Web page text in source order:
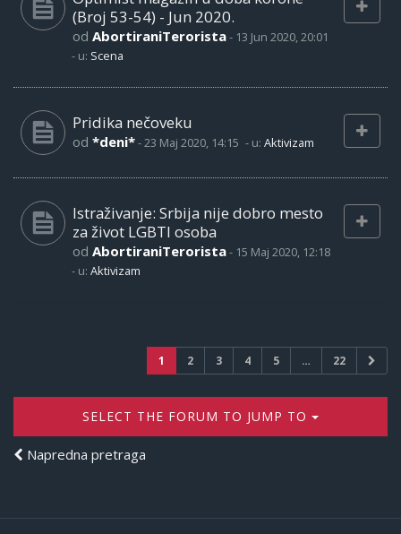
(Broj 53-54) - Jun 2020.
od AbortiraniTerorista- 13 Jun 2020, 20:01
- u: Scena
Pridika nečoveku
od *deni*-23 Maj 2020, 14:15 - u: Aktivizam
Istraživanje: Srbija nije dobro mesto
za život LGBTI osoba
od AbortiraniTerorista- 15 Maj 2020, 12:18
- u: Aktivizam
1 2 3 4 5 … 22
SELECT THE FORUM TO JUMP TO
Napredna pretraga